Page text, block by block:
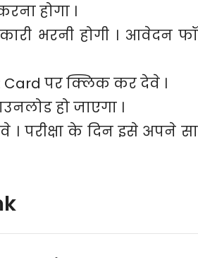
होगा ।
भरनी होगी । आवेदन
पर क्लिक कर देवे ।
हो जाएगा ।
परीक्षा के दिन इसे अपने